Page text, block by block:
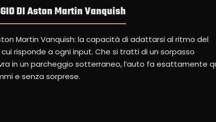
DI Aston Martin Vanquish
Martin Vanquish: la capacità di adattarsi al ritmo del
risponde a ogni input. Che si tratti di un sorpasso
in un parcheggio sotterraneo, l’auto fa esattamente
e senza sorprese.